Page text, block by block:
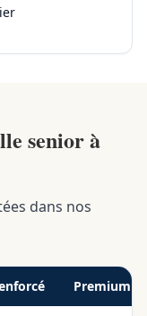
senior à
dans nos
Premium